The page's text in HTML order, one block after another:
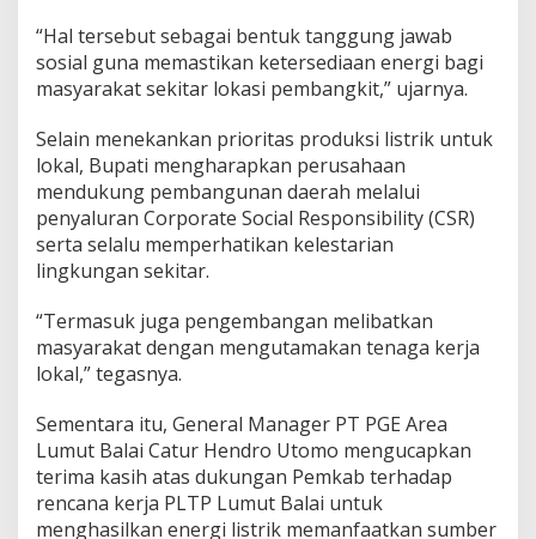
n
P
r
i
r
i
t
a
s
L
r
i
n
t
u
k
L
o
“Hal tersebut sebagai bentuk tanggung jawab
sosial guna memastikan ketersediaan energi bagi
masyarakat sekitar lokasi pembangkit,” ujarnya.
Selain menekankan prioritas produksi listrik untuk
lokal, Bupati mengharapkan perusahaan
mendukung pembangunan daerah melalui
penyaluran Corporate Social Responsibility (CSR)
serta selalu memperhatikan kelestarian
lingkungan sekitar.
“Termasuk juga pengembangan melibatkan
masyarakat dengan mengutamakan tenaga kerja
lokal,” tegasnya.
Sementara itu, General Manager PT PGE Area
Lumut Balai Catur Hendro Utomo mengucapkan
terima kasih atas dukungan Pemkab terhadap
rencana kerja PLTP Lumut Balai untuk
menghasilkan energi listrik memanfaatkan sumber